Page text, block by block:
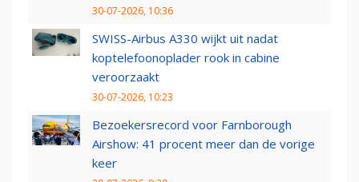
30-07-2026, 10:36
SWISS-Airbus A330 wijkt uit nadat
koptelefoonoplader rook in cabine
veroorzaakt
30-07-2026, 10:23
Bezoekersrecord voor Farnborough
Airshow: 41 procent meer dan de vorige
keer